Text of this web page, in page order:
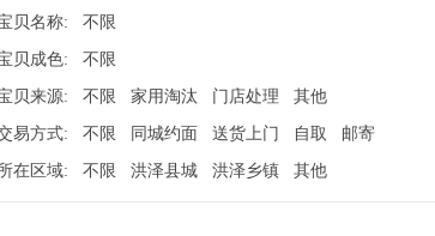
贝名称: 不限
贝成色: 不限
贝来源: 不限 家用淘汰 门店处理 其他
易方式: 不限 同城约面 送货上门 自取 邮寄
在区域: 不限 洪泽县城 洪泽乡镇 其他